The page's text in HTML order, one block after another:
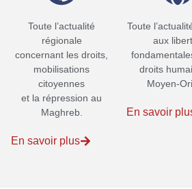
Toute l’actualité
régionale
concernant les droits,
mobilisations
citoyennes
et la répression au
Maghreb.
En savoir plus
Toute
aux
droits
Moyen-
En savoir